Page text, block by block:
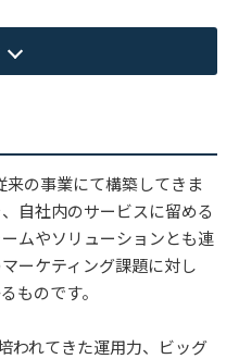
の事業にて構築してきま
自社内のサービスに留める
ムやソリューションとも連
ーケティング課題に対し
ものです。
われてきた運用力、ビッグ